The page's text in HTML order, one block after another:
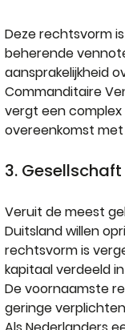
Deze rechtsvorm
beherende
aansprakelijkheid
Commanditaire
vergt een
overeenkomst
3.
Veruit de meest
Duitsland willen
rechtsvorm is
kapitaal verdeeld
De voornaamste
geringe